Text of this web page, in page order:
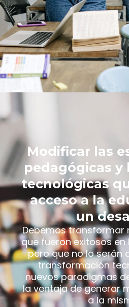
Modificar las
pedagógicas y
tecnológicas
acceso a la
un
Debemos transformar
que fueron exitosos
pero que no lo serán
transformación
nuevos paradigmas
la ventaja de generar
a la